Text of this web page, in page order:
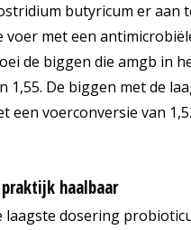
butyricum er aan
voer met een
de biggen die amgb in
1,55. De biggen met de
een voerconversie van
haalbaar
laagste dosering